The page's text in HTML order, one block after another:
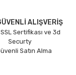
ALIŞVERİŞ
Sertifikası ve 3d
Securty
Satın Alma